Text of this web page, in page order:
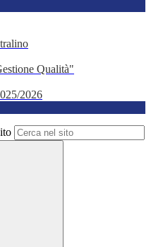
Qualità"
2026